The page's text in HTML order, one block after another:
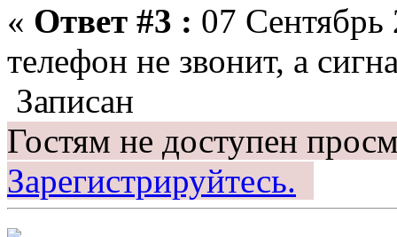
« Ответ #3 : 07
телефон не звонит, а
Записан
Гостям не доступен
Зарегистрируйтесь.